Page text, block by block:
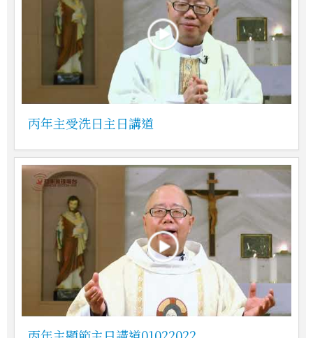
丙年主受洗日主日講道